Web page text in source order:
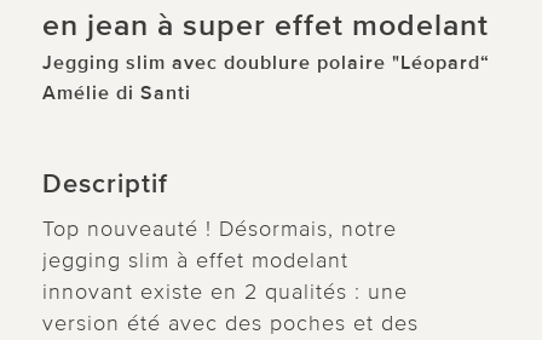
en jean à super effet modelant
Jegging slim avec doublure polaire "Léopard“
Amélie di Santi
Descriptif
Top nouveauté ! Désormais, notre
jegging slim à effet modelant
innovant existe en 2 qualités : une
version été avec des poches et des